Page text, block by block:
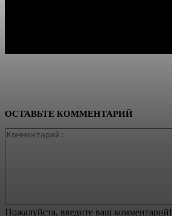
ОСТАВЬТЕ КОММЕНТАРИЙ
Пожалуйста, введите ваш комментарий!